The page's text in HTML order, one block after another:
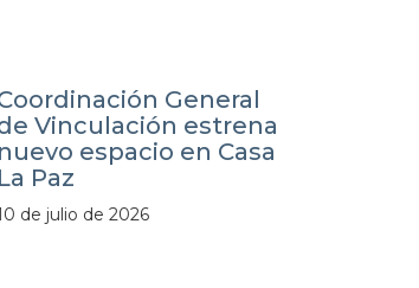
General
Vinculación estrena
nuevo espacio en Casa
La Paz
de julio de 2026